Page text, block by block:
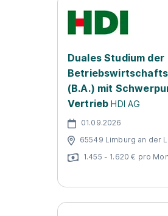
Duales Studium der
(B.A.) mit
Vertrieb HDI AG
01.09.2026
65549 Limburg an der
1.455 - 1.620 € pro